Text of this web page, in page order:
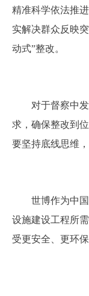
精准科学依法推
实解决群众反映
动式”整改。
对于督察中
求，确保整改到
要坚持底线思维
世博作为中
设施建设工程所
受更安全、更环